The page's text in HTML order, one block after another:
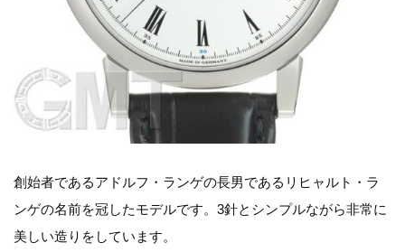
創始者であるアドルフ・ランゲの長男であるリヒャルト・ラ
ンゲの名前を冠したモデルです。3針とシンプルながら非常に
美しい造りをしています。